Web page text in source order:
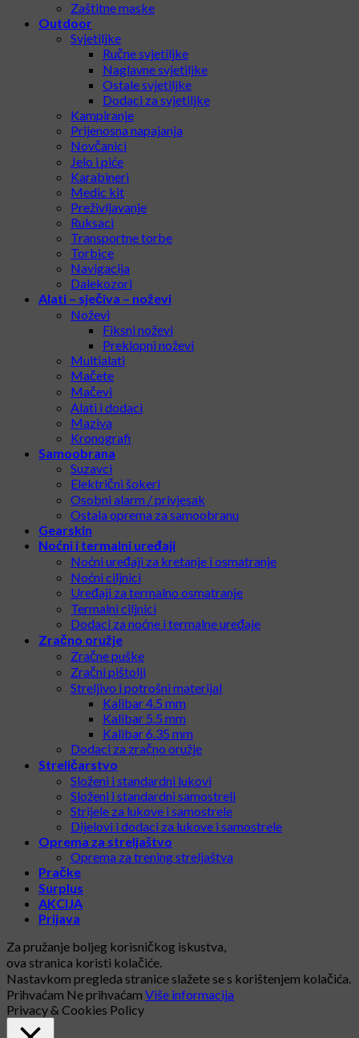
Zaštitne maske
Outdoor
Svjetiljke
Ručne svjetiljke
Naglavne svjetiljke
Ostale svjetiljke
Dodaci za svjetiljke
Kampiranje
Prijenosna napajanja
Novčanici
Jelo i piće
Karabineri
Medic kit
Preživljavanje
Ruksaci
Transportne torbe
Torbice
Navigacija
Dalekozori
Alati – sječiva – noževi
Noževi
Fiksni noževi
Preklopni noževi
Multialati
Mačete
Mačevi
Alati i dodaci
Maziva
Kronografi
Samoobrana
Suzavci
Električni šokeri
Osobni alarm / privjesak
Ostala oprema za samoobranu
Gearskin
Noćni i termalni uređaji
Noćni uređaji za kretanje i osmatranje
Noćni ciljnici
Uređaji za termalno osmatranje
Termalni ciljnici
Dodaci za noćne i termalne uređaje
Zračno oružje
Zračne puške
Zračni pištolji
Streljivo i potrošni materijal
Kalibar 4.5 mm
Kalibar 5.5 mm
Kalibar 6.35 mm
Dodaci za zračno oružje
Streličarstvo
Složeni i standardni lukovi
Složeni i standardni samostreli
Strijele za lukove i samostrele
Dijelovi i dodaci za lukove i samostrele
Oprema za streljaštvo
Oprema za trening streljaštva
Pračke
Surplus
AKCIJA
Prijava
Za pružanje boljeg korisničkog iskustva,
ova stranica koristi kolačiće.
Nastavkom pregleda stranice slažete se s korištenjem kolačića.
Prihvaćam Ne prihvaćam Više informacija
Privacy & Cookies Policy